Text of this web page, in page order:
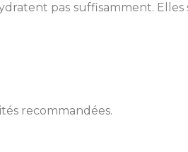
pas suffisamment.
recommandées.